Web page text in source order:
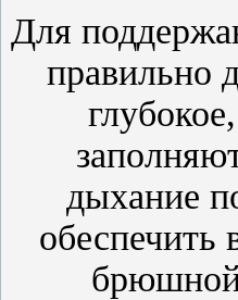
Для
правильно
дыхание
обеспечить
брюшной